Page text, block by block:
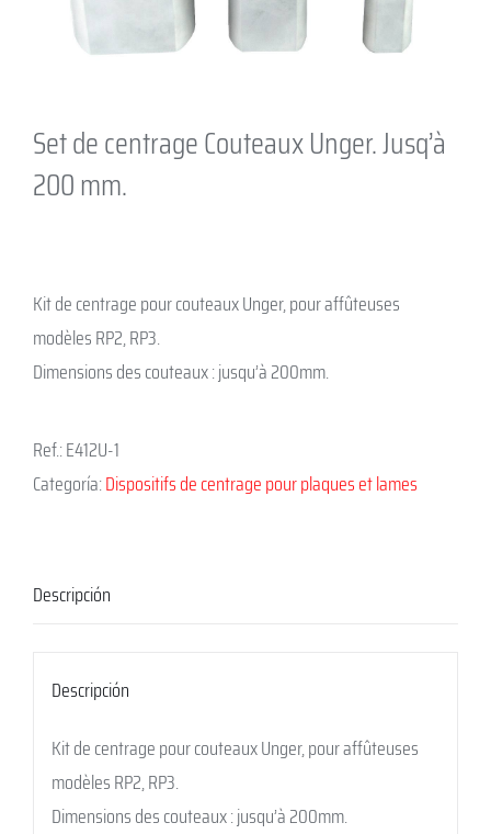
Set de centrage Couteaux Unger. Jusq’à
200 mm.
Kit de centrage pour couteaux Unger, pour affûteuses
modèles RP2, RP3.
Dimensions des couteaux : jusqu’à 200mm.
Ref.:E412U-1
Categoría:Dispositifs de centrage pour plaques et lames
Descripción
Descripción
Kit de centrage pour couteaux Unger, pour affûteuses
modèles RP2, RP3.
Dimensions des couteaux : jusqu’à 200mm.